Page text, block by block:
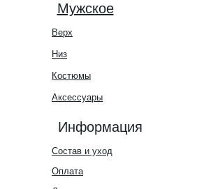
Оплата
Состав и уход
Мужское
Информация
Верх
Низ
Костюмы
Аксессуары